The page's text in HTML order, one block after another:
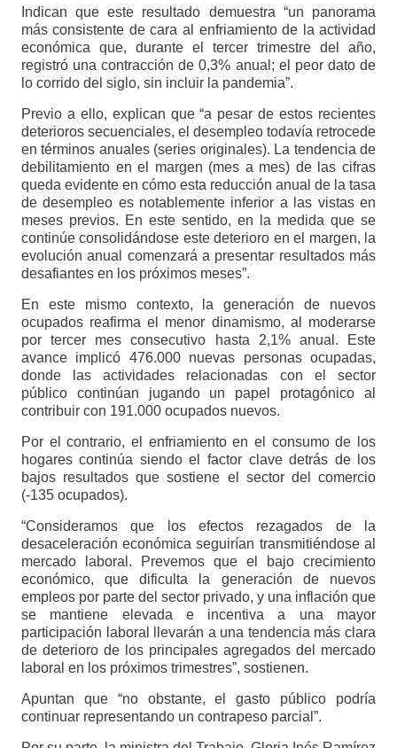
Indican que este resultado demuestra “un panorama
más consistente de cara al enfriamiento de la actividad
económica que, durante el tercer trimestre del año,
registró una contracción de 0,3% anual; el peor dato de
lo corrido del siglo, sin incluir la pandemia”.
Previo a ello, explican que “a pesar de estos recientes
deterioros secuenciales, el desempleo todavía retrocede
en términos anuales (series originales). La tendencia de
debilitamiento en el margen (mes a mes) de las cifras
queda evidente en cómo esta reducción anual de la tasa
de desempleo es notablemente inferior a las vistas en
meses previos. En este sentido, en la medida que se
continúe consolidándose este deterioro en el margen, la
evolución anual comenzará a presentar resultados más
desafiantes en los próximos meses”.
En este mismo contexto, la generación de nuevos
ocupados reafirma el menor dinamismo, al moderarse
por tercer mes consecutivo hasta 2,1% anual. Este
avance implicó 476.000 nuevas personas ocupadas,
donde las actividades relacionadas con el sector
público continúan jugando un papel protagónico al
contribuir con 191.000 ocupados nuevos.
Por el contrario, el enfriamiento en el consumo de los
hogares continúa siendo el factor clave detrás de los
bajos resultados que sostiene el sector del comercio
(-135 ocupados).
“Consideramos que los efectos rezagados de la
desaceleración económica seguirían transmitiéndose al
mercado laboral. Prevemos que el bajo crecimiento
económico, que dificulta la generación de nuevos
empleos por parte del sector privado, y una inflación que
se mantiene elevada e incentiva a una mayor
participación laboral llevarán a una tendencia más clara
de deterioro de los principales agregados del mercado
laboral en los próximos trimestres”, sostienen.
Apuntan que “no obstante, el gasto público podría
continuar representando un contrapeso parcial”.